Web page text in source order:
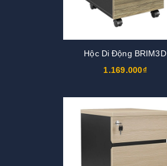
Hộc Di Động BRIM3D
1.169.000₫